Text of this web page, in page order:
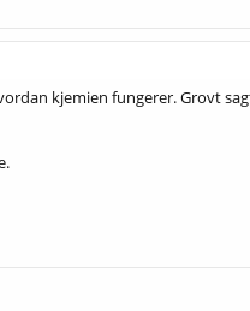
kjemien fungerer. Grovt